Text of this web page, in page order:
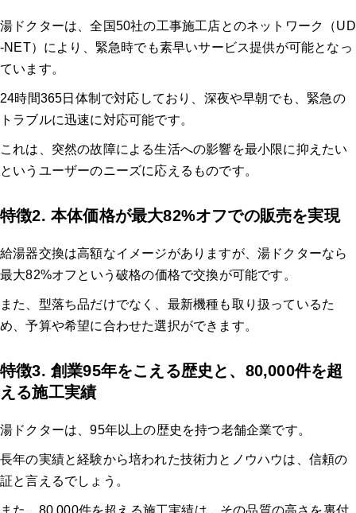
湯ドクターは、全国50社の工事施工店とのネットワーク（UD
-NET）により、緊急時でも素早いサービス提供が可能となっ
ています。
24時間365日体制で対応しており、深夜や早朝でも、緊急の
トラブルに迅速に対応可能です。
これは、突然の故障による生活への影響を最小限に抑えたい
というユーザーのニーズに応えるものです。
特徴2. 本体価格が最大82%オフでの販売を実現
給湯器交換は高額なイメージがありますが、湯ドクターなら
最大82%オフという破格の価格で交換が可能です。
また、型落ち品だけでなく、最新機種も取り扱っているた
め、予算や希望に合わせた選択ができます。
特徴3. 創業95年をこえる歴史と、80,000件を超
える施工実績
湯ドクターは、95年以上の歴史を持つ老舗企業です。
長年の実績と経験から培われた技術力とノウハウは、信頼の
証と言えるでしょう。